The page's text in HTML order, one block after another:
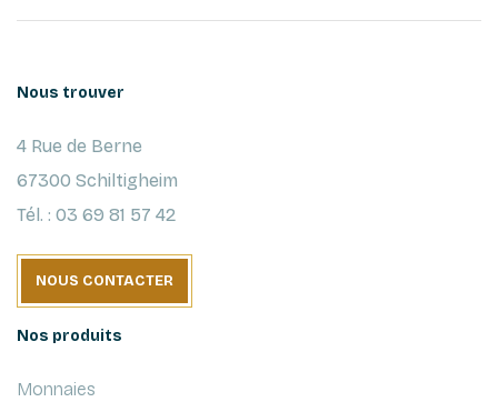
Nous trouver
4 Rue de Berne
67300 Schiltigheim
Tél. : 03 69 81 57 42
NOUS CONTACTER
Nos produits
Monnaies